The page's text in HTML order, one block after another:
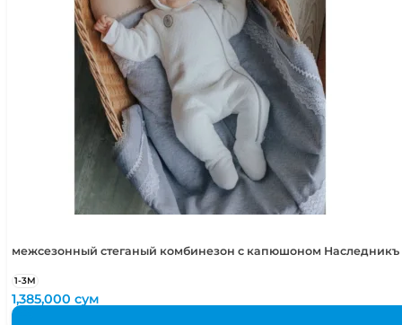
межсезонный стеганый комбинезон с капюшоном Наследникъ
1-3М
1,385,000сум